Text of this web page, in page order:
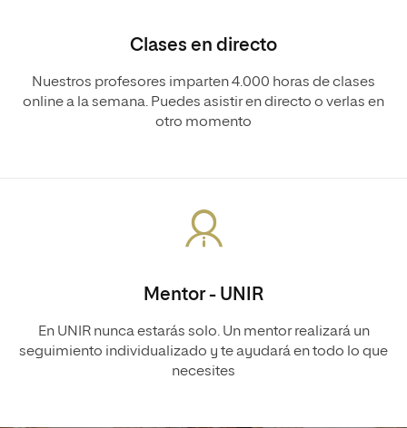
Clases en directo
Nuestros profesores imparten 4.000 horas de clases
online a la semana. Puedes asistir en directo o verlas en
otro momento
Mentor - UNIR
En UNIR nunca estarás solo. Un mentor realizará un
seguimiento individualizado y te ayudará en todo lo que
necesites